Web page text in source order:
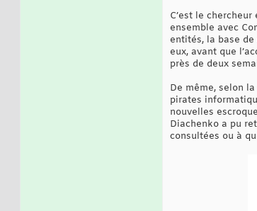
C’est le
ensemble avec
entités, la base
eux, avant que
près de deux
De même, selon
pirates
nouvelles
Diachenko a pu
consultées ou à